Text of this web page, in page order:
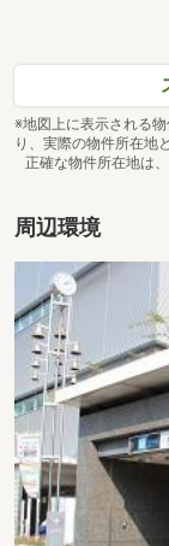
※地図上に表示される
り、実際の物件所在地
正確な物件所在地は
周辺環境